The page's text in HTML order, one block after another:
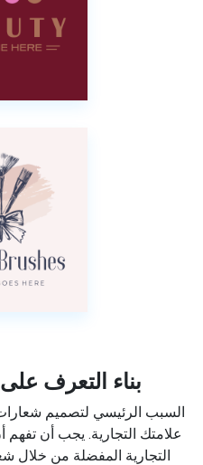
بناء التعرف على
السبب الرئيسي لتصميم
علامتك التجارية. يجب أن
التجارية المفضلة من خلال